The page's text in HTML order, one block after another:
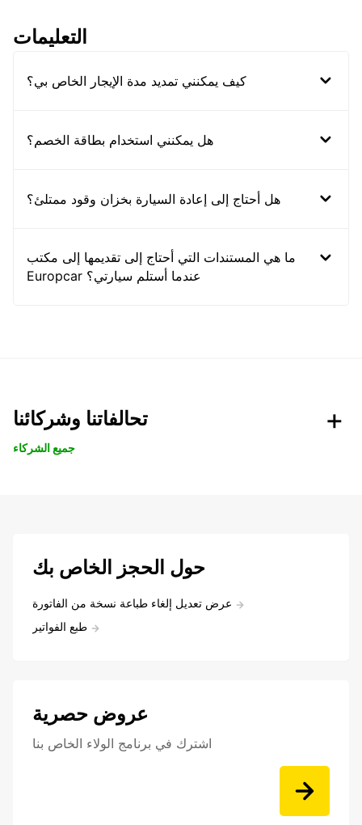
التعليمات
كيف يمكنني تمديد مدة الإيجار الخاص بي؟
هل يمكنني استخدام بطاقة الخصم؟
هل أحتاج إلى إعادة السيارة بخزان وقود ممتلئ؟
ما هي المستندات التي أحتاج إلى تقديمها إلى مكتب
Europcar عندما أستلم سيارتي؟
تحالفاتنا وشركائنا
جميع الشركاء
حول الحجز الخاص بك
عرض تعديل إلغاء طباعة نسخة من الفاتورة
طبع الفواتير
عروض حصرية
اشترك في برنامج الولاء الخاص بنا